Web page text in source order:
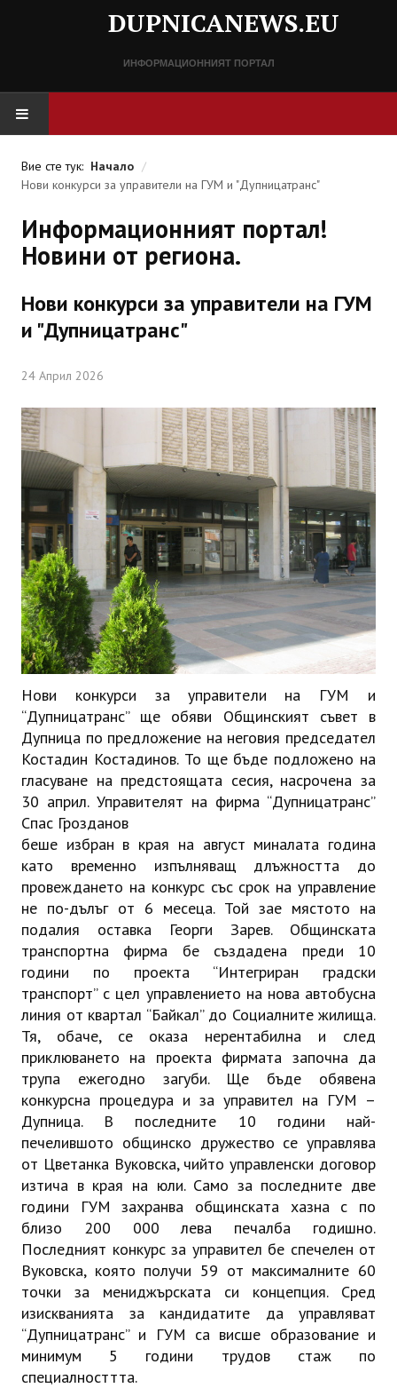
DUPNICANEWS.EU
ИНФОРМАЦИОННИЯТ ПОРТАЛ
СПРАВОЧНИК
Важни телефонни номера
ИНТЕРВЮ
ЗА РЕГИОНА
Бележити дупничани
История
Населени места
ЗАБРАВЕНАТА ДУПНИЦА
СВОБОДНИ РАБОТНИ МЕСТА
Вие сте тук: Начало /
Нови конкурси за управители на ГУМ и "Дупницатранс"
Информационният портал!
Новини от региона.
Нови конкурси за управители на ГУМ
и "Дупницатранс"
24 Април 2026
Нови конкурси за управители на ГУМ и
“Дупницатранс” ще обяви Общинският съвет в
Дупница по предложение на неговия председател
Костадин Костадинов. То ще бъде подложено на
гласуване на предстоящата сесия, насрочена за
30 април. Управителят на фирма “Дупницатранс”
Спас Грозданов
беше избран в края на август миналата година
като временно изпълняващ длъжността до
провеждането на конкурс със срок на управление
не по-дълъг от 6 месеца. Той зае мястото на
подалия оставка Георги Зарев. Общинската
транспортна фирма бе създадена преди 10
години по проекта “Интегриран градски
транспорт” с цел управлението на нова автобусна
линия от квартал “Байкал” до Социалните жилища.
Тя, обаче, се оказа нерентабилна и след
приклюването на проекта фирмата започна да
трупа ежегодно загуби. Ще бъде обявена
конкурсна процедура и за управител на ГУМ –
Дупница. В последните 10 години най-
печелившото общинско дружество се управлява
от Цветанка Вуковска, чийто управленски договор
изтича в края на юли. Само за последните две
години ГУМ захранва общинската хазна с по
близо 200 000 лева печалба годишно.
Последният конкурс за управител бе спечелен от
Вуковска, която получи 59 от максималните 60
точки за мениджърската си концепция. Сред
изискванията за кандидатите да управляват
“Дупницатранс” и ГУМ са висше образование и
минимум 5 години трудов стаж по
специалносттта.